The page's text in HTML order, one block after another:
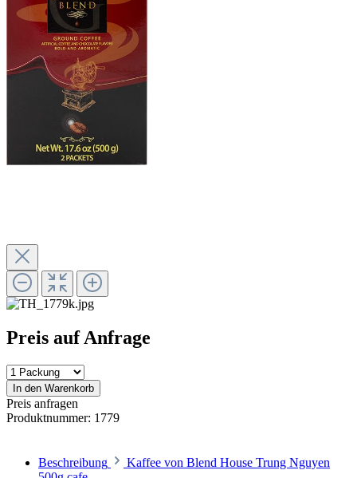
Preis auf Anfrage
In den Warenkorb
Preis anfragen
Produktnummer: 1779
Beschreibung
Kaffee von Blend House Trung Nguyen